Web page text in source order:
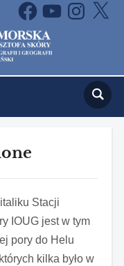
FacebookYouTubeInstagram
X
Stacji
IOUG jest w tym
pory do Helu
kilka było w